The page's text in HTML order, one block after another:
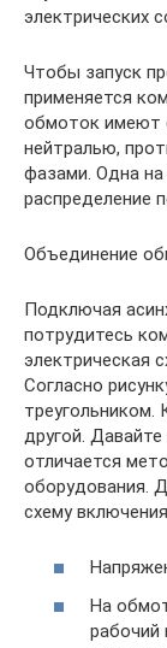
электрических
Чтобы запуск
применяется
обмоток имеют
нейтралью,
фазами. Одна
распределение
Объединение
Подключая
потрудитесь
электрическая
Согласно
треугольником.
другой.
отличается
оборудования.
схему
На
рабочий